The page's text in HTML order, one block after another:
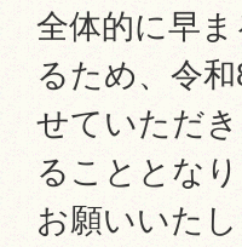
全体的に早
るため、令
せていただ
ることとな
お願いいたし